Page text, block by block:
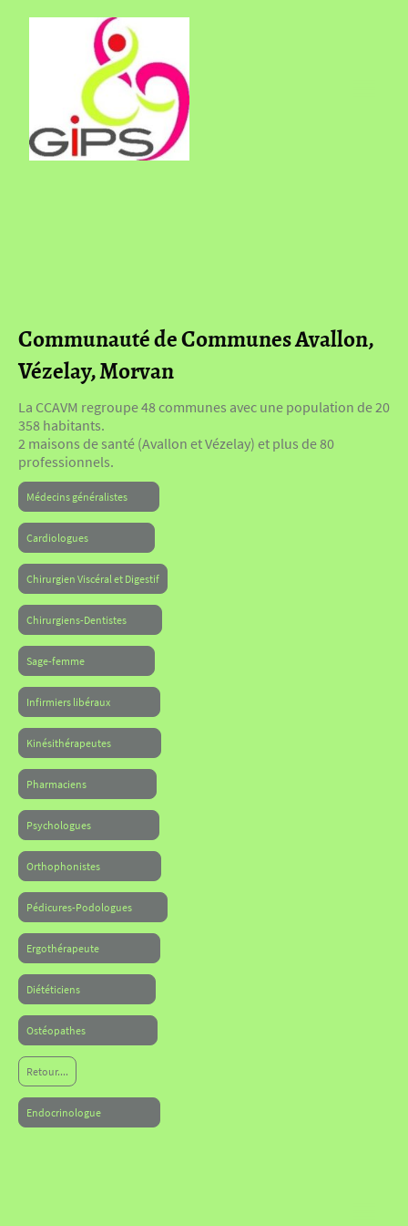
Communauté de Communes Avallon,
Vézelay, Morvan
La CCAVM regroupe 48 communes avec une population de 20
358 habitants.
2 maisons de santé (Avallon et Vézelay) et plus de 80
professionnels.
Médecins généralistes
Cardiologues
Chirurgien Viscéral et Digestif
Chirurgiens-Dentistes
Sage-femme
Infirmiers libéraux
Kinésithérapeutes
Pharmaciens
Psychologues
Orthophonistes
Pédicures-Podologues
Ergothérapeute
Diététiciens
Ostéopathes
Retour....
Endocrinologue